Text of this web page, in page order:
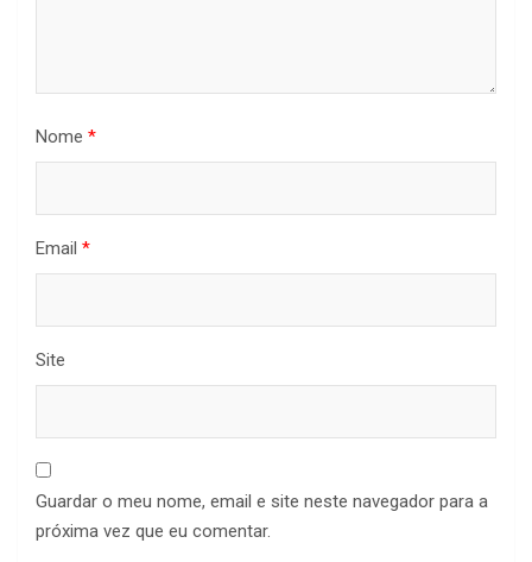
Nome *
Email *
Site
Guardar o meu nome, email e site neste navegador para a
próxima vez que eu comentar.